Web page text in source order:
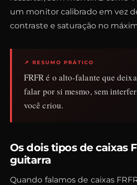
um monitor calibrado em vez
contraste e saturação no
📌 RESUMO PRÁTICO
FRFR é o alto-falante que
falar por si mesmo, sem
você criou.
Os dois tipos de caixas
guitarra
Quando falamos de caixas